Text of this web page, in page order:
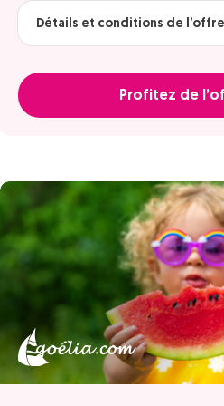
Détails et conditions de l’offre
Profitez de